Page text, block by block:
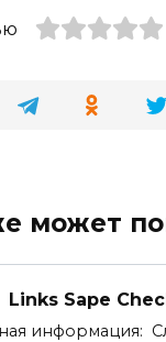
может
Links Sape
информация: